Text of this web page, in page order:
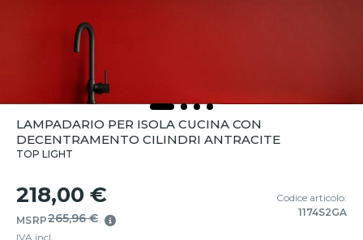
LAMPADARIO PER ISOLA CUCINA CON
DECENTRAMENTO CILINDRI ANTRACITE
TOP LIGHT
218,00 €
MSRP265,96 €
IVA incl.
Codice articolo:
1174S2GA